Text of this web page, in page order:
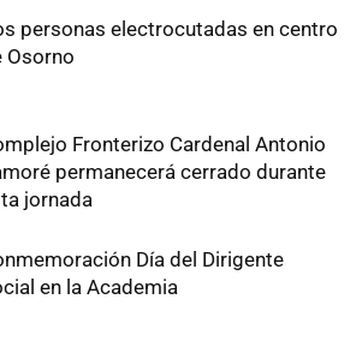
personas electrocutadas en centro
Osorno
Fronterizo Cardenal Antonio
permanecerá cerrado durante
jornada
Día del Dirigente
en la Academia